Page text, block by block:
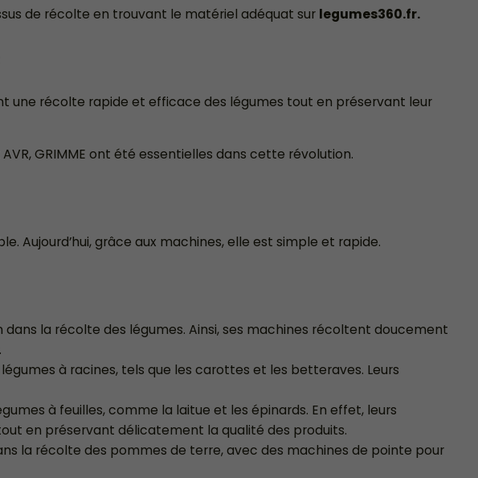
de récolte en trouvant le matériel adéquat sur legumes360.fr.
une récolte rapide et efficace des légumes tout en préservant leur
AVR, GRIMME ont été essentielles dans cette révolution.
Aujourd’hui, grâce aux machines, elle est simple et rapide.
dans la récolte des légumes. Ainsi, ses machines récoltent doucement
à racines, tels que les carottes et les betteraves. Leurs
à feuilles, comme la laitue et les épinards. En effet, leurs
en préservant délicatement la qualité des produits.
la récolte des pommes de terre, avec des machines de pointe pour